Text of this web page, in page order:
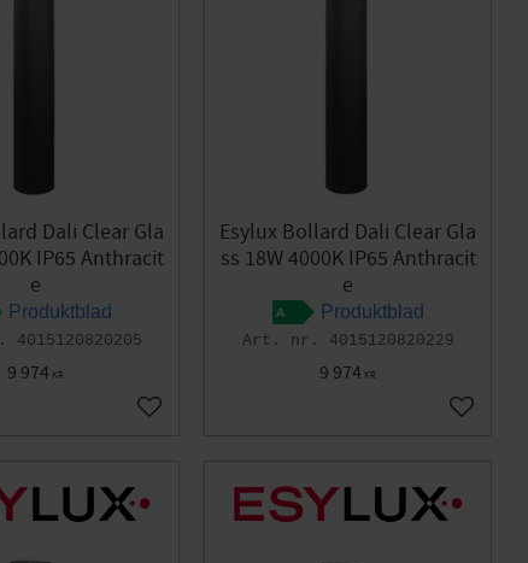
Dali Clear Gla
IP65 Anthracit
e
Produktblad
4015120820205
9 974 KR
Add to favorites
Esylux Bollard Dali Clear Gla
ss 18W 4000K IP65 Anthracit
e
Produktblad
4015120820229
9 974 KR
Add to